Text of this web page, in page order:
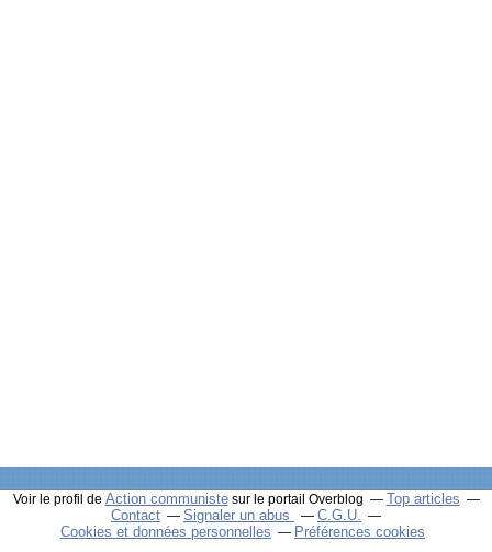
Voir le profil de Action communistesur le portail Overblog
Top articles
Contact
Signaler un abus
C.G.U.
Cookies et données personnelles
Préférences cookies